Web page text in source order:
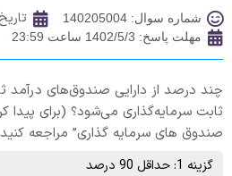
شماره سوال: 140205004
مهلت پاسخ: 1402/5/3 ساعت 23:59
چند درصد از دارایی صندوق‌های درآمد
ثابت سرمایه‌گذاری می‌شود؟ (برای پیدا
صندوق های سرمایه گذاری” مراجعه
گزینه 1: حداقل 90 درصد